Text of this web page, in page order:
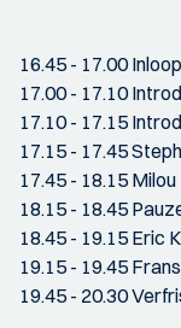
16.45 - 17.00 Inloop
17.00 - 17.10
17.10 - 17.15
17.15 - 17.45
17.45 - 18.15 Milou
18.15 - 18.45
18.45 - 19.15 Eric
19.15 - 19.45
19.45 - 20.30